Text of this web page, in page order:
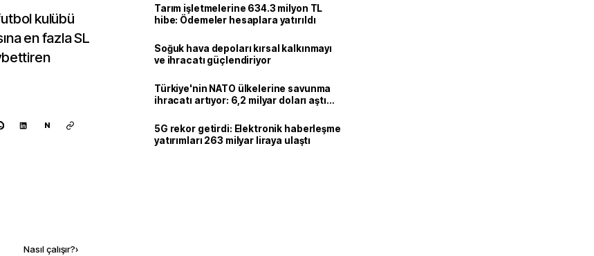
kulübü
en fazla SL
N
Nasıl çalışır?›
Tarım işletmelerine 634.3 milyon TL
hibe: Ödemeler hesaplara yatırıldı
Soğuk hava depoları kırsal kalkınmayı
ve ihracatı güçlendiriyor
Türkiye'nin NATO ülkelerine savunma
ihracatı artıyor: 6,2 milyar doları aştı
5G rekor getirdi: Elektronik haberleşme
yatırımları 263 milyar liraya ulaştı